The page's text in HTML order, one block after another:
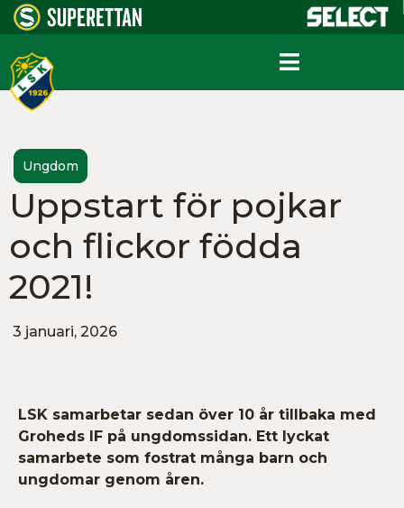
Ungdom
Uppstart för pojkar
och flickor födda
2021!
3 januari, 2026
LSK samarbetar sedan över 10 år tillbaka med
Groheds IF på ungdomssidan. Ett lyckat
samarbete som fostrat många barn och
ungdomar genom åren.